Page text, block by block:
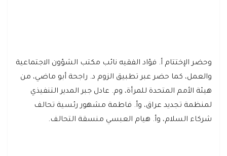
وحضر الإختتام أ. فؤاد الفقيه نائب مكتب الشؤون الاجتماعية
والعمل، كما حضر عبر تطبيق الزوم د. راجحة أبو ماضي، من
هيئة الأمم المتحدة للمرأة، وم. عادل جبر المدير التنفيذي
لمنظمة تجديد عراق، وأ. فاطمة مشهور رئسية تحالف
شركاء السلام، وأ. هيام العبسي منسقة التحالف.